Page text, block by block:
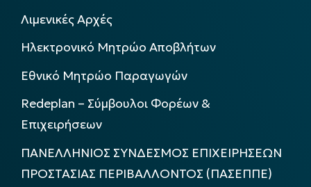
Λιμενικές Αρχές
Ηλεκτρονικό Μητρώο Αποβλήτων
Εθνικό Μητρώο Παραγωγών
Redeplan – Σύμβουλοι Φορέων &
Επιχειρήσεων
ΠΑΝΕΛΛΗΝΙΟΣ ΣΥΝΔΕΣΜΟΣ ΕΠΙΧΕΙΡΗΣΕΩΝ
ΠΡΟΣΤΑΣΙΑΣ ΠΕΡΙΒΑΛΛΟΝΤΟΣ (ΠΑΣΕΠΠΕ)